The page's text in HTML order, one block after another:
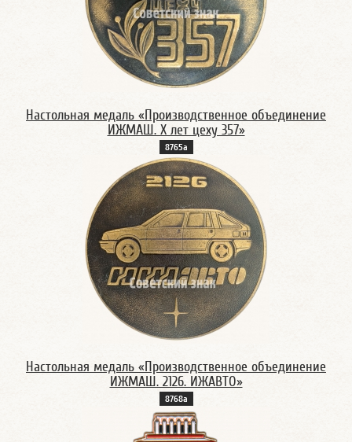
Настольная медаль «Производственное объединение
ИЖМАШ. X лет цеху 357»
8765а
Настольная медаль «Производственное объединение
ИЖМАШ. 2126. ИЖАВТО»
8768а